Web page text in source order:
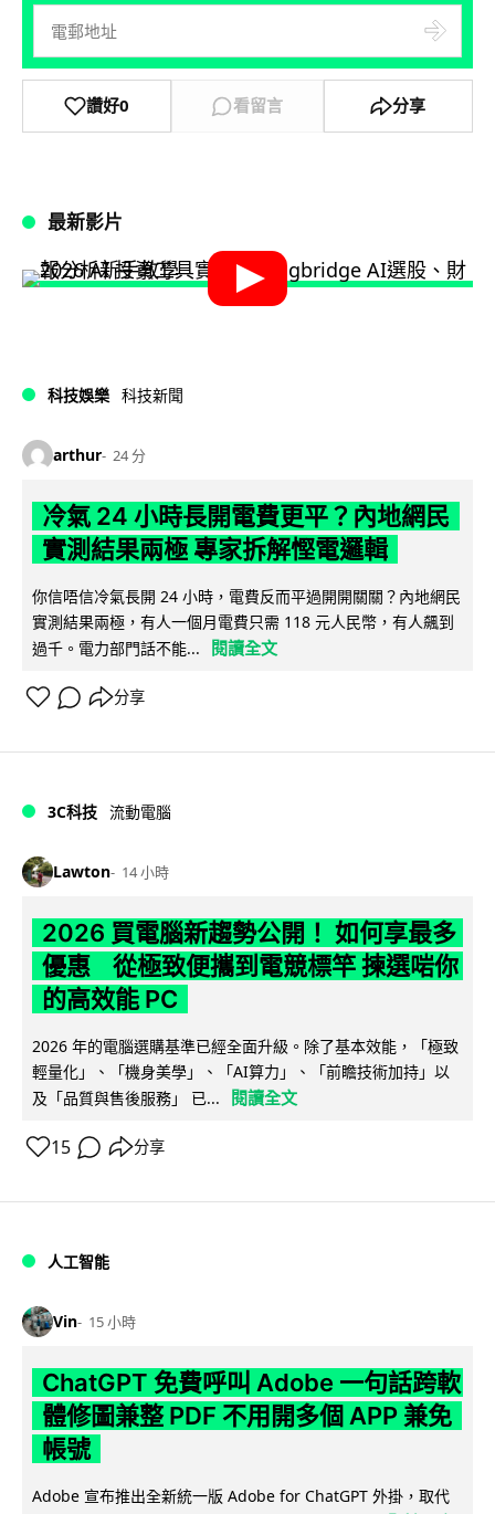
讚好0 看留言 分享
最新影片
科技娛樂 科技新聞
arthur 24 分
冷氣 24 小時長開電費更平？內地網民
實測結果兩極 專家拆解慳電邏輯
你信唔信冷氣長開 24 小時，電費反而平過開開關關？內地網民
實測結果兩極，有人一個月電費只需 118 元人民幣，有人飆到
過千。電力部門話不能...
閱讀全文
分享
3C科技 流動電腦
Lawton 14 小時
2026 買電腦新趨勢公開！ 如何享最多
優惠 從極致便攜到電競標竿 揀選啱你
的高效能 PC
2026 年的電腦選購基準已經全面升級。除了基本效能，「極致
輕量化」、「機身美學」、「AI算力」、「前瞻技術加持」以
及「品質與售後服務」 已...
閱讀全文
15 分享
人工智能
Vin 15 小時
ChatGPT 免費呼叫 Adobe 一句話跨軟
體修圖兼整 PDF 不用開多個 APP 兼免
帳號
Adobe 宣布推出全新統一版 Adobe for ChatGPT 外掛，取代